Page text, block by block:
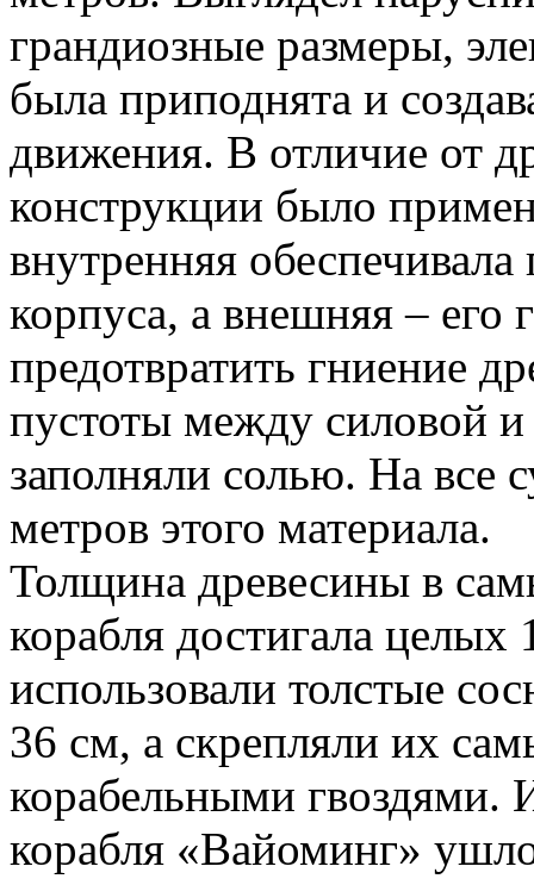
грандиозные размеры,
была приподнята и
движения. В отличие от
конструкции было
внутренняя
корпуса, а внешняя – его
предотвратить гниение
пустоты между силовой
заполняли солью. На все
метров этого материала.
Толщина древесины в
корабля достигала
использовали толстые
36 см, а скрепляли их
корабельными гвоздями.
корабля «Вайоминг»